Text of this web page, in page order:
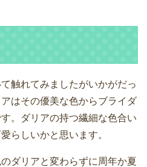
触れてみましたがいかがだっ
はその優美な色からブライダ
。ダリアの持つ繊細な色合い
らしいかと思います。
ダリアと変わらずに周年か夏